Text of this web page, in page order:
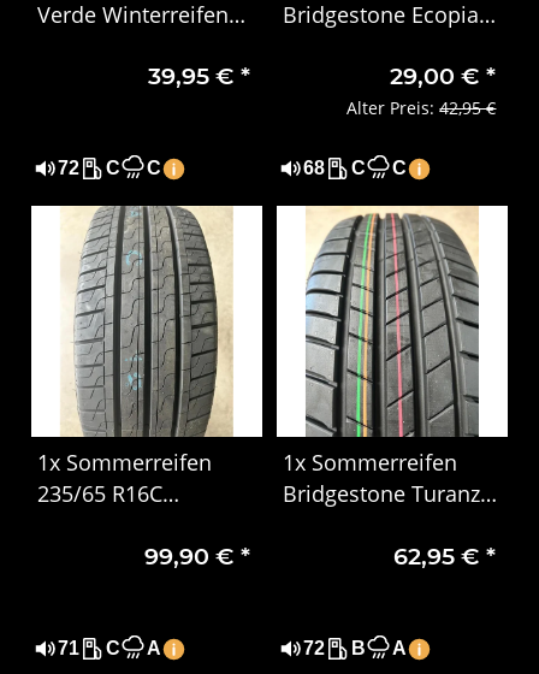
Verde Winterreifen
39,95 € *
72 C C
Bridgestone Ecopia
29,00 €*
Alter Preis:42,95 €
68 C C
1x Sommerreifen
235/65 R16C
Carrier 491899,90 € *
71 C A
1x Sommerreifen
Bridgestone Turanza
XL DOT 481962,95 €*
72 B A